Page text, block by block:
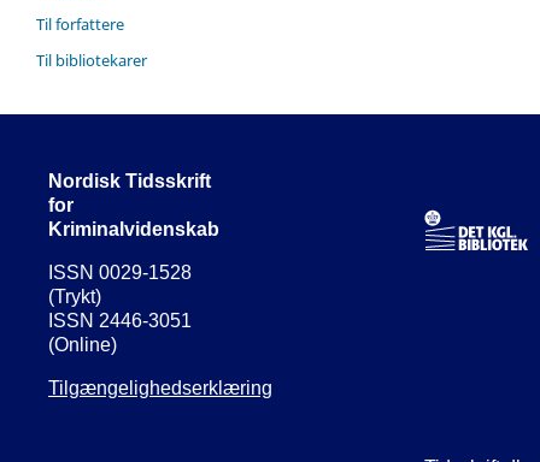
Til forfattere
Til bibliotekarer
Nordisk Tidsskrift
for
Kriminalvidenskab
ISSN 0029-1528
(Trykt)
ISSN 2446-3051
(Online)
Tilgængelighedserklæring